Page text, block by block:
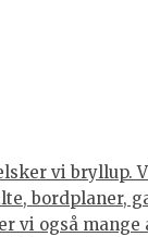
vi
bordplaner,
vi også